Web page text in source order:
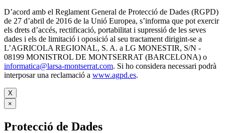
D’acord amb el Reglament General de Protecció de Dades (RGPD)
de 27 d’abril de 2016 de la Unió Europea, s’informa que pot exercir
els drets d’accés, rectificació, portabilitat i supressió de les seves
dades i els de limitació i oposició al seu tractament dirigint-se a
L’AGRICOLA REGIONAL, S. A. a LG MONESTIR, S/N -
08199 MONISTROL DE MONTSERRAT (BARCELONA) o
informatica@larsa-montserrat.com. Si ho considera necessari podrà
interposar una reclamació a www.agpd.es.
X
×
Protecció de Dades